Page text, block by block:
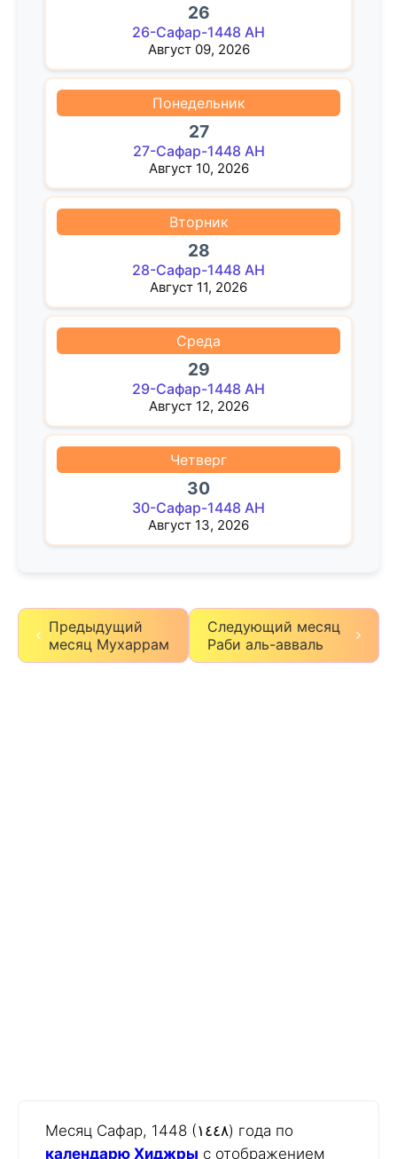
26
26-Сафар-1448 AH
Август 09, 2026
Понедельник
27
27-Сафар-1448 AH
Август 10, 2026
Вторник
28
28-Сафар-1448 AH
Август 11, 2026
Среда
29
29-Сафар-1448 AH
Август 12, 2026
Четверг
30
30-Сафар-1448 AH
Август 13, 2026
Предыдущий
месяц Мухаррам
Следующий месяц
Раби аль-авваль
Месяц Сафар, 1448 (١٤٤٨) года по
календарю Хиджры с отображением